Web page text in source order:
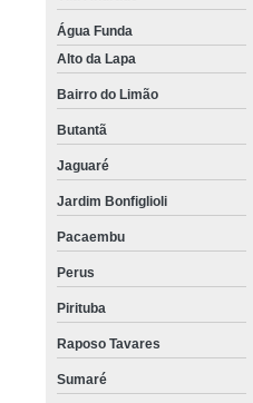
Água Funda
Alto da Lapa
Bairro do Limão
Butantã
Jaguaré
Jardim Bonfiglioli
Pacaembu
Perus
Pirituba
Raposo Tavares
Sumaré